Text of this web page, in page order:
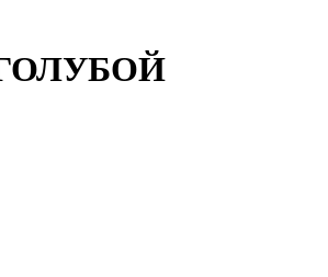
ГОЛУБОЙ